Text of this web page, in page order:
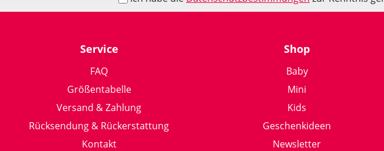
Service
FAQ
Größentabelle
Versand & Zahlung
Rücksendung & Rückerstattung
Kontakt
Shop
Baby
Mini
Kids
Geschenkideen
Newsletter